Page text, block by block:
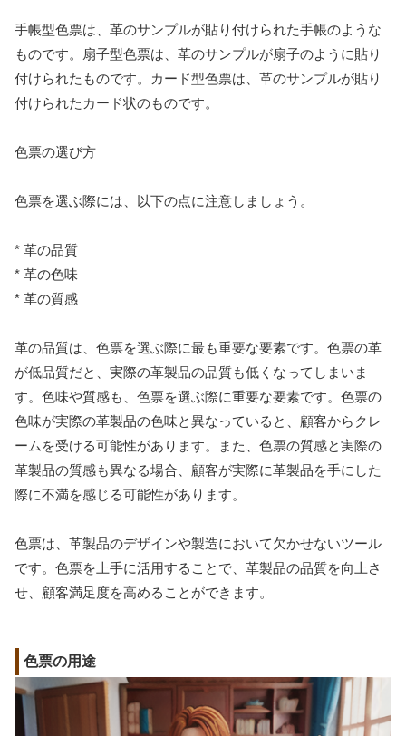
手帳型色票は、革のサンプルが貼り付けられた手帳のような
ものです。扇子型色票は、革のサンプルが扇子のように貼り
付けられたものです。カード型色票は、革のサンプルが貼り
付けられたカード状のものです。
色票の選び方
色票を選ぶ際には、以下の点に注意しましょう。
* 革の品質
* 革の色味
* 革の質感
革の品質は、色票を選ぶ際に最も重要な要素です。色票の革
が低品質だと、実際の革製品の品質も低くなってしまいま
す。色味や質感も、色票を選ぶ際に重要な要素です。色票の
色味が実際の革製品の色味と異なっていると、顧客からクレ
ームを受ける可能性があります。また、色票の質感と実際の
革製品の質感も異なる場合、顧客が実際に革製品を手にした
際に不満を感じる可能性があります。
色票は、革製品のデザインや製造において欠かせないツール
です。色票を上手に活用することで、革製品の品質を向上さ
せ、顧客満足度を高めることができます。
色票の用途